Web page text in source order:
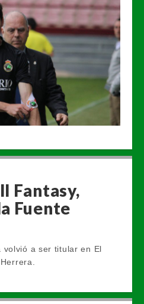
Fantasy,
Fuente